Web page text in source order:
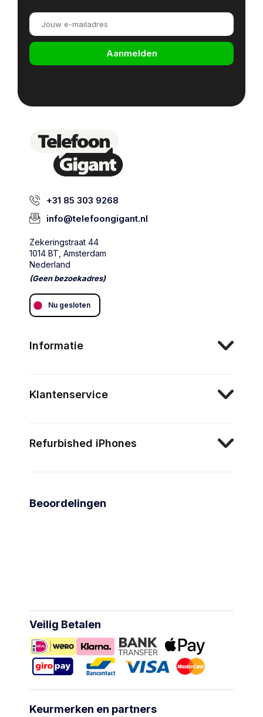
Aanmelden
+31 85 303 9268
info@telefoongigant.nl
Zekeringstraat 44
1014 BT, Amsterdam
Nederland
(Geen bezoekadres)
Nu gesloten
Informatie
Klantenservice
Refurbished iPhones
Beoordelingen
Veilig Betalen
Keurmerken en partners